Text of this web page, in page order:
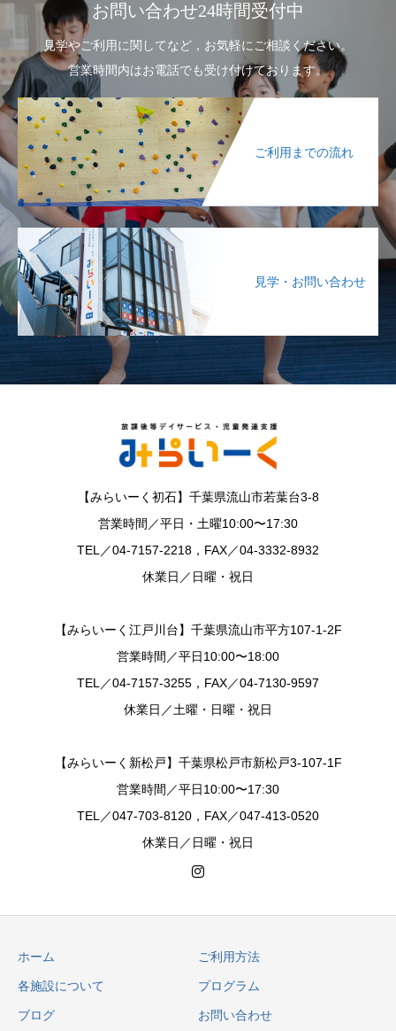
お問い合わせ24時間受付中
見学やご利用に関してなど，お気軽にご相談ください。
営業時間内はお電話でも受け付けております。
ご利用までの流れ
見学・お問い合わせ
【みらいーく初石】千葉県流山市若葉台3-8
営業時間／平日・土曜10:00〜17:30
TEL／04-7157-2218，FAX／04-3332-8932
休業日／日曜・祝日
【みらいーく江戸川台】千葉県流山市平方107-1-2F
営業時間／平日10:00〜18:00
TEL／04-7157-3255，FAX／04-7130-9597
休業日／土曜・日曜・祝日
【みらいーく新松戸】千葉県松戸市新松戸3-107-1F
営業時間／平日10:00〜17:30
TEL／047-703-8120，FAX／047-413-0520
休業日／日曜・祝日
ホーム ご利用方法
各施設について プログラム
ブログ お問い合わせ